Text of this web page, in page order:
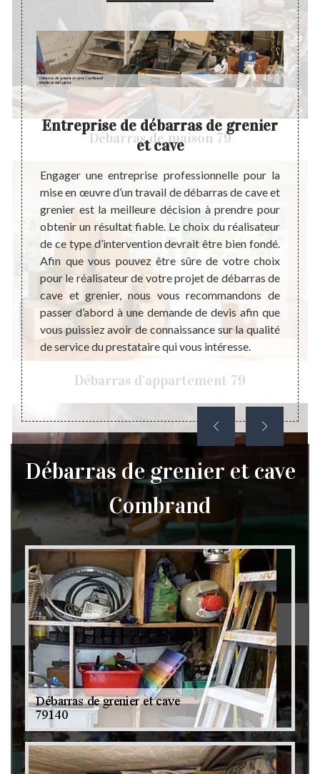
Débarras de maison 79
Débarras d'appartement 79
Débarras de grenier et cave 79
une
le
ne
à
de
de
la
Entreprise de débarras de grenier
et cave
Engager une entreprise professionnelle pour la
mise en œuvre d’un travail de débarras de cave et
grenier est la meilleure décision à prendre pour
obtenir un résultat fiable. Le choix du réalisateur
de ce type d’intervention devrait être bien fondé.
Afin que vous pouvez être sûre de votre choix
pour le réalisateur de votre projet de débarras de
cave et grenier, nous vous recommandons de
passer d’abord à une demande de devis afin que
vous puissiez avoir de connaissance sur la qualité
de service du prestataire qui vous intéresse.
qui
de
pas
Débarras de grenier et cave
Combrand